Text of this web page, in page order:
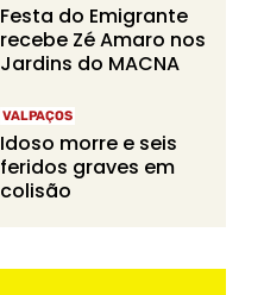
Festa do Emigrante
recebe Zé Amaro nos
Jardins do MACNA
VALPAÇOS
Idoso morre e seis
feridos graves em
colisão